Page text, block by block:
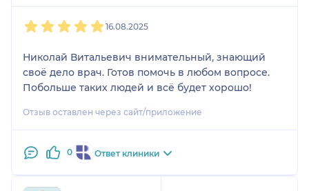
16.08.2025
Николай Витальевич внимательный, знающий
своë дело врач. Готов помочь в любом вопросе.
Побольше таких людей и всё будет хорошо!
Отзыв оставлен через сайт/приложение
0 Ответ клиники